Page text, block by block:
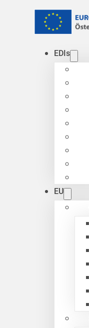
EDIs
EU